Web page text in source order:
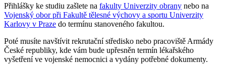
Přihlášky ke studiu zašlete na fakulty Univerzity obrany nebo na
Vojenský obor při Fakultě tělesné výchovy a sportu Univerzity
Karlovy v Praze do termínu stanoveného fakultou.
Poté musíte navštívit rekrutační středisko nebo pracoviště Armády
České republiky, kde vám bude upřesněn termín lékařského
vyšetření ve vojenské nemocnici a vydány potřebné dokumenty.